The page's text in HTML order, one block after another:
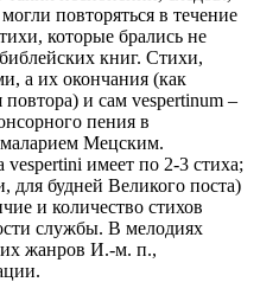
повторяться в течение
которые брались не
книг. Стихи,
а их окончания (как
и сам vespertinum –
пения в
Мецским.
vespertini имеет по 2-3 стиха;
для будней Великого поста)
и количество стихов
службы. В мелодиях
жанров И.-м. п.,